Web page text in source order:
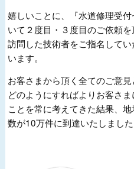
嬉しいことに、『水道修理受
いて２度目・３度目のご依頼
訪問した技術者をご指名して
います。
お客さまから頂く全てのご意見
どのようにすればよりお客さ
ことを常に考えてきた結果、
数が10万件に到達いたしました